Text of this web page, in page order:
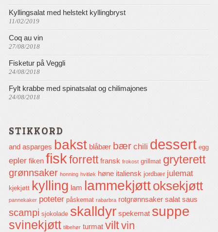
Kyllingsalat med helstekt kyllingbryst
11/02/2019
Coq au vin
27/08/2018
Fisketur på Veggli
24/08/2018
Fylt krabbe med spinatsalat og chilimajones
24/08/2018
STIKKORD
and asparges bakst blåbær bær chili dessert egg
epler fiken fiskforrett fransk frokost grillmat gryterett
grønnsaker honning hvitløk høne italiensk jordbær julemat
kjekjøtt kylling lam lammekjøttoksekjøtt
pannekaker poteter påskemat rabarbra rotgrønnsaker salat saus
scampi sjokolade skalldyr spekemat suppe
svinekjøtt tilbehør turmat viltvin